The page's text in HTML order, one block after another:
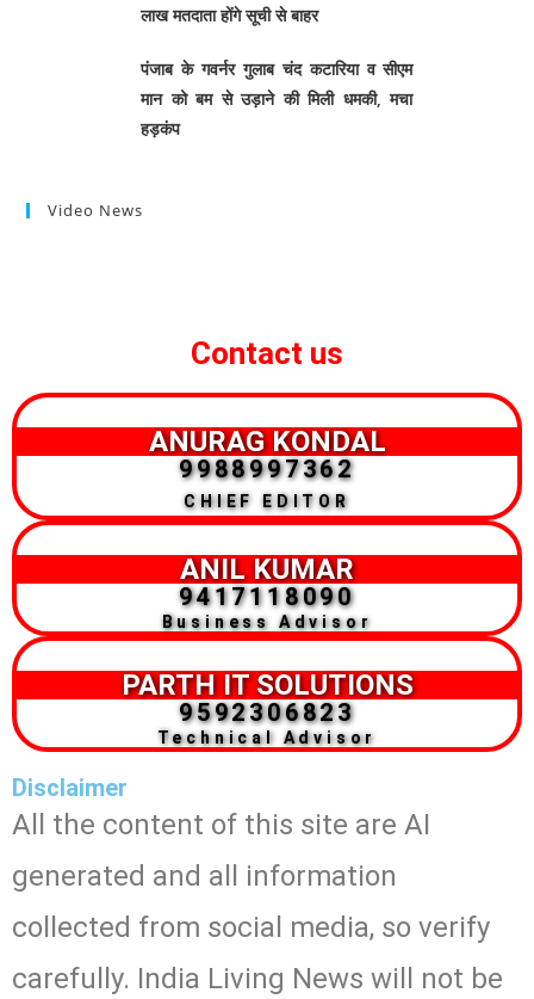
लाख मतदाता होंगे सूची से बाहर
पंजाब के गवर्नर गुलाब चंद कटारिया व सीएम
मान को बम से उड़ाने की मिली धमकी, मचा
हड़कंप
Video News
Contact us
ANURAG KONDAL
9988997362
CHIEF EDITOR
ANIL KUMAR
9417118090
Business Advisor
PARTH IT SOLUTIONS
9592306823
Technical Advisor
Disclaimer
All the content of this site are AI
generated and all information
collected from social media, so verify
carefully. India Living News will not be